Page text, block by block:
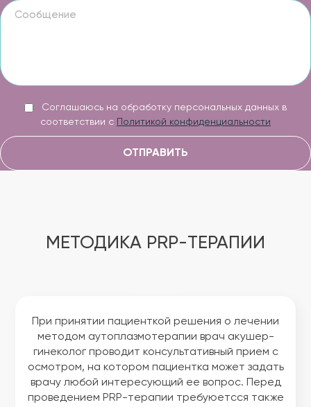
Соглашаюсь на обработку персональных данных в
соответствии с
Политикой конфиденциальности
ОТПРАВИТЬ
МЕТОДИКА PRP-ТЕРАПИИ
При принятии пациенткой решения о лечении
методом аутоплазмотерапии врач акушер-
гинеколог проводит консультативный прием с
осмотром, на котором пациентка может задать
врачу любой интересующий ее вопрос. Перед
проведением PRP-терапии требуюетсся также